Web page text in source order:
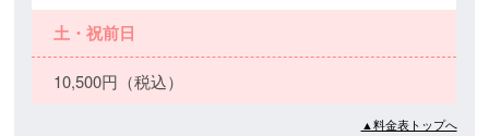
土・祝前日
10,500円（税込）
▲料金表トップへ